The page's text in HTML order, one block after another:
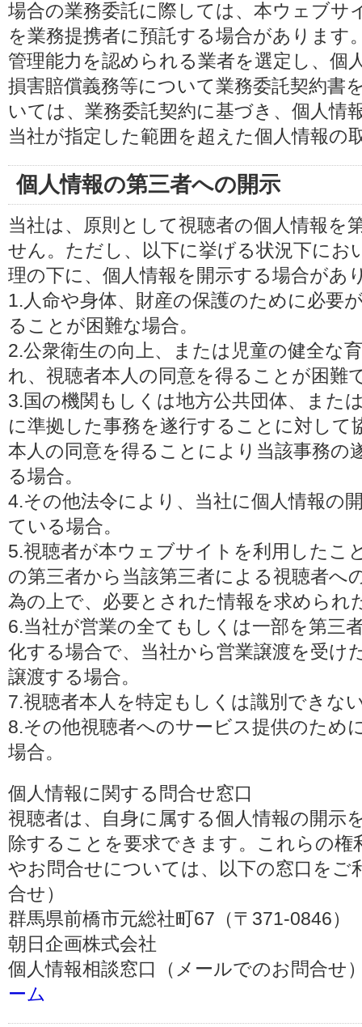
場合の業務委託に際しては、本ウェブサ
を業務提携者に預託する場合があります
管理能力を認められる業者を選定し、個
損害賠償義務等について業務委託契約書
いては、業務委託契約に基づき、個人情
当社が指定した範囲を超えた個人情報の
個人情報の第三者への開示
当社は、原則として視聴者の個人情報を
せん。ただし、以下に挙げる状況下にお
理の下に、個人情報を開示する場合があ
1.人命や身体、財産の保護のために必要
ることが困難な場合。
2.公衆衛生の向上、または児童の健全な
れ、視聴者本人の同意を得ることが困難
3.国の機関もしくは地方公共団体、また
に準拠した事務を遂行することに対して
本人の同意を得ることにより当該事務の
る場合。
4.その他法令により、当社に個人情報の
ている場合。
5.視聴者が本ウェブサイトを利用したこ
の第三者から当該第三者による視聴者へ
為の上で、必要とされた情報を求められ
6.当社が営業の全てもしくは一部を第三
化する場合で、当社から営業譲渡を受け
譲渡する場合。
7.視聴者本人を特定もしくは識別できな
8.その他視聴者へのサービス提供のため
場合。
個人情報に関する問合せ窓口
視聴者は、自身に属する個人情報の開示
除することを要求できます。これらの権
やお問合せについては、以下の窓口をご
合せ）
群馬県前橋市元総社町67（〒371-0846）
朝日企画株式会社
個人情報相談窓口（メールでのお問合せ
ーム